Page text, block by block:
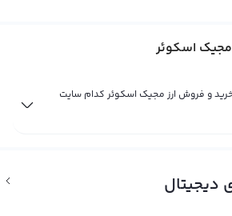
اسکوئر
خرید و فروش ارز مجیک اسکوئر کدام سایت
دیجیتال